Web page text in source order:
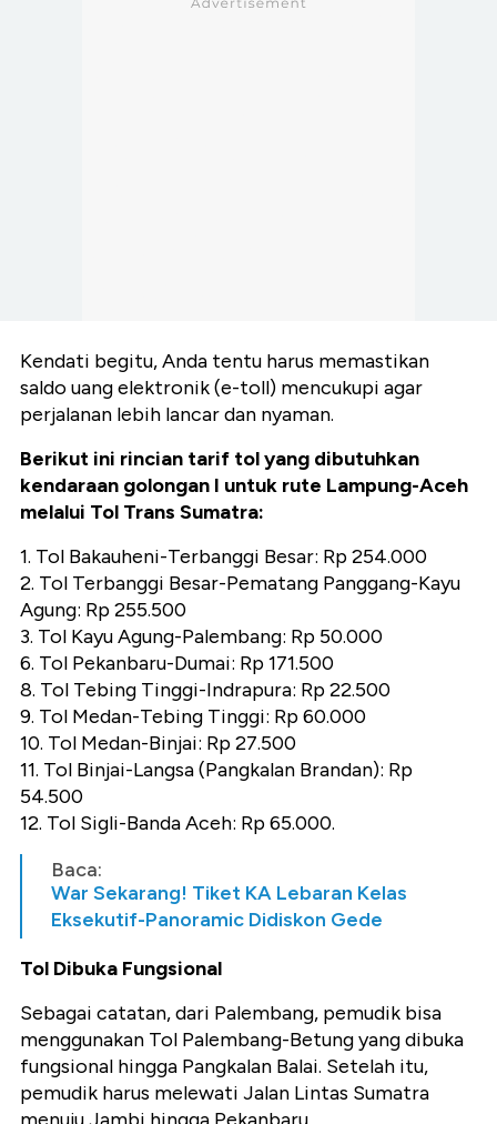
Kendati begitu, Anda tentu harus memastikan
saldo uang elektronik (e-toll) mencukupi agar
perjalanan lebih lancar dan nyaman.
Berikut ini rincian tarif tol yang dibutuhkan
kendaraan golongan I untuk rute Lampung-Aceh
melalui Tol Trans Sumatra:
1. Tol Bakauheni-Terbanggi Besar: Rp 254.000
2. Tol Terbanggi Besar-Pematang Panggang-Kayu
Agung: Rp 255.500
3. Tol Kayu Agung-Palembang: Rp 50.000
6. Tol Pekanbaru-Dumai: Rp 171.500
8. Tol Tebing Tinggi-Indrapura: Rp 22.500
9. Tol Medan-Tebing Tinggi: Rp 60.000
10. Tol Medan-Binjai: Rp 27.500
11. Tol Binjai-Langsa (Pangkalan Brandan): Rp
54.500
12. Tol Sigli-Banda Aceh: Rp 65.000.
Baca:
War Sekarang! Tiket KA Lebaran Kelas
Eksekutif-Panoramic Didiskon Gede
Tol Dibuka Fungsional
Sebagai catatan, dari Palembang, pemudik bisa
menggunakan Tol Palembang-Betung yang dibuka
fungsional hingga Pangkalan Balai. Setelah itu,
pemudik harus melewati Jalan Lintas Sumatra